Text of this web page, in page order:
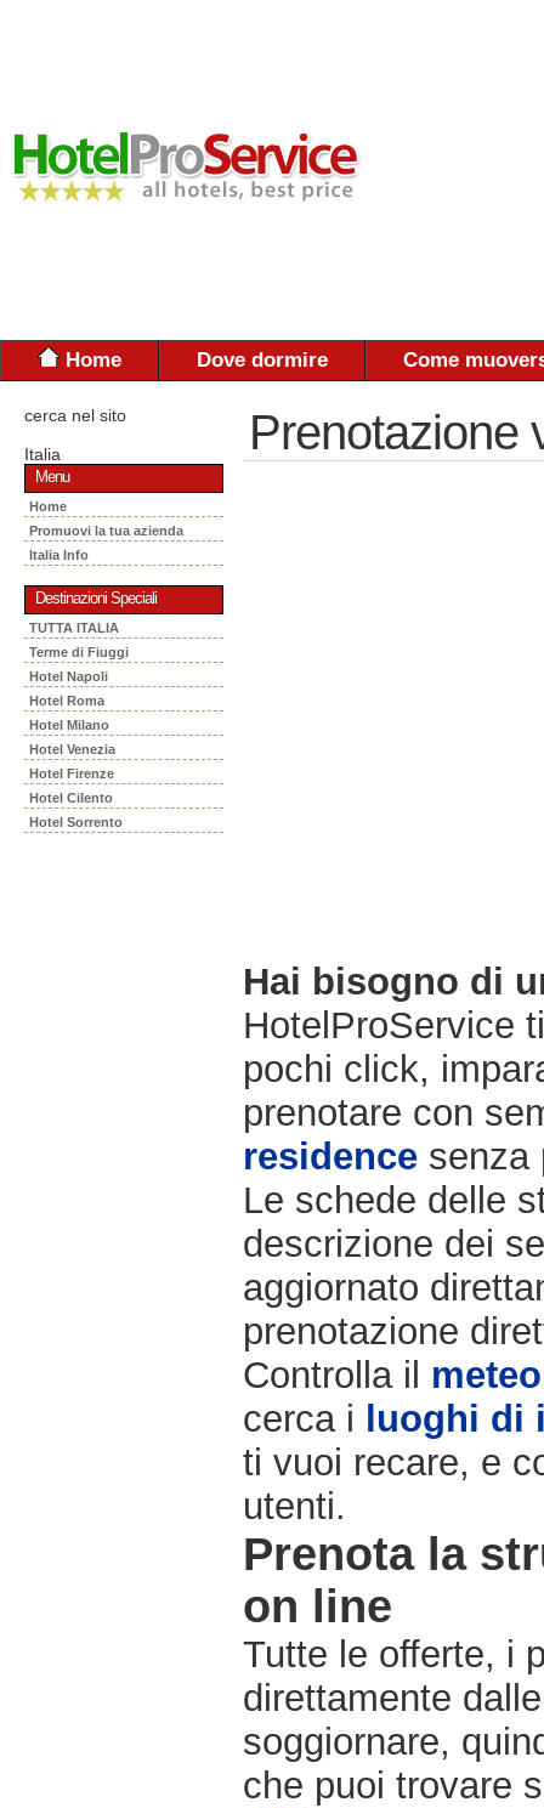
Home Dove dormire Come
cerca nel sito
Italia
Menu
Home
Promuovi la tua azienda
Italia Info
Destinazioni Speciali
TUTTA ITALIA
Terme di Fiuggi
Hotel Napoli
Hotel Roma
Hotel Milano
Hotel Venezia
Hotel Firenze
Hotel Cilento
Hotel Sorrento
Prenotazione
Hai bisogno di
HotelProService
pochi click,
prenotare con
residence senza
Le schede delle
descrizione dei
aggiornato
prenotazione
Controlla il meteo
cerca i luoghi di
ti vuoi recare, e
utenti.
Prenota la
on line
Tutte le offerte, i
direttamente
soggiornare,
che puoi trovare